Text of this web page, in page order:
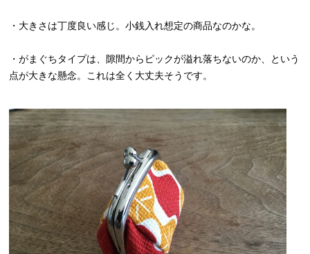
・大きさは丁度良い感じ。小銭入れ想定の商品なのかな。
・がまぐちタイプは、隙間からピックが溢れ落ちないのか、という
点が大きな懸念。これは全く大丈夫そうです。